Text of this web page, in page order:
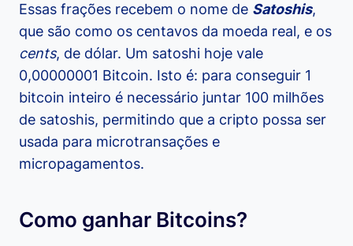
Essas frações recebem o nome de Satoshis,
que são como os centavos da moeda real, e os
cents, de dólar. Um satoshi hoje vale
0,00000001 Bitcoin. Isto é: para conseguir 1
bitcoin inteiro é necessário juntar 100 milhões
de satoshis, permitindo que a cripto possa ser
usada para microtransações e
micropagamentos.
Como ganhar Bitcoins?